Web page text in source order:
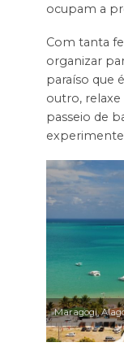
ocupam a
Com tanta
organizar
paraíso que
outro, relaxe
passeio de
experimente
Maragogi,